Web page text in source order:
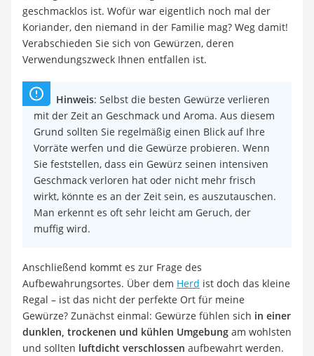
geschmacklos ist. Wofür war eigentlich noch mal der
Koriander, den niemand in der Familie mag? Weg damit!
Verabschieden Sie sich von Gewürzen, deren
Verwendungszweck Ihnen entfallen ist.
Hinweis: Selbst die besten Gewürze verlieren
mit der Zeit an Geschmack und Aroma. Aus diesem
Grund sollten Sie regelmäßig einen Blick auf Ihre
Vorräte werfen und die Gewürze probieren. Wenn
Sie feststellen, dass ein Gewürz seinen intensiven
Geschmack verloren hat oder nicht mehr frisch
wirkt, könnte es an der Zeit sein, es auszutauschen.
Man erkennt es oft sehr leicht am Geruch, der
muffig wird.
Anschließend kommt es zur Frage des
Aufbewahrungsortes. Über dem Herd ist doch das kleine
Regal – ist das nicht der perfekte Ort für meine
Gewürze? Zunächst einmal: Gewürze fühlen sich in einer
dunklen, trockenen und kühlen Umgebung am wohlsten
und sollten luftdicht verschlossen aufbewahrt werden.